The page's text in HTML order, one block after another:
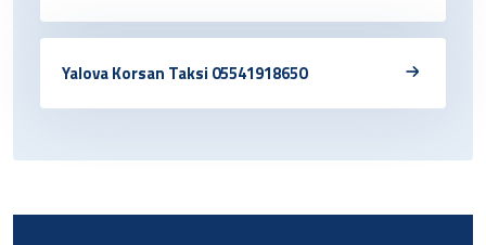
Yalova Korsan Taksi 05541918650